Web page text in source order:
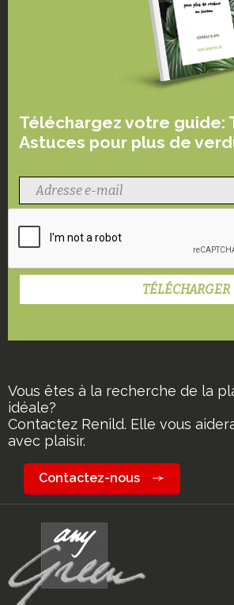
Téléchargez votre guide:
Astuces pour plus de
Vous êtes à la recherche de la
idéale?
Contactez Renild. Elle vous
avec plaisir.
Contactez-nous